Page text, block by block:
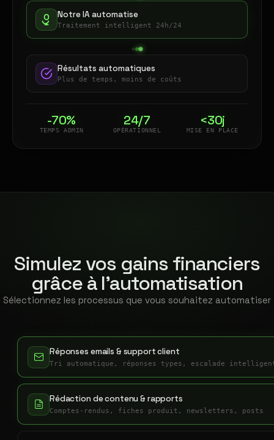
Notre IA automatise
Traitement intelligent 24h/24
Résultats automatiques
Plus de temps, moins de coûts
-70%
TEMPS ADMIN
24/7
OPÉRATIONNEL
<30j
MISE EN PLACE
Simulez vos gains financiers
grâce à l'automatisation
Sélectionnez les processus que vous souhaitez automatiser
Réponses emails & support client
Tri automatique, réponses types, escalade
Rédaction de contenu & rapports
Comptes-rendus, fiches produit, newsletters, posts